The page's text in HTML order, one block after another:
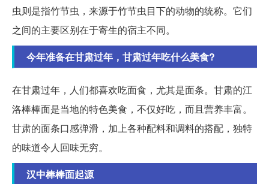
虫则是指竹节虫，来源于竹节虫目下的动物的统称。它们
之间的主要区别在于寄生的宿主不同。
今年准备在甘肃过年，甘肃过年吃什么美食?
在甘肃过年，人们都喜欢吃面食，尤其是面条。甘肃的江
洛棒棒面是当地的特色美食，不仅好吃，而且营养丰富。
甘肃的面条口感弹滑，加上各种配料和调料的搭配，独特
的味道令人回味无穷。
汉中棒棒面起源